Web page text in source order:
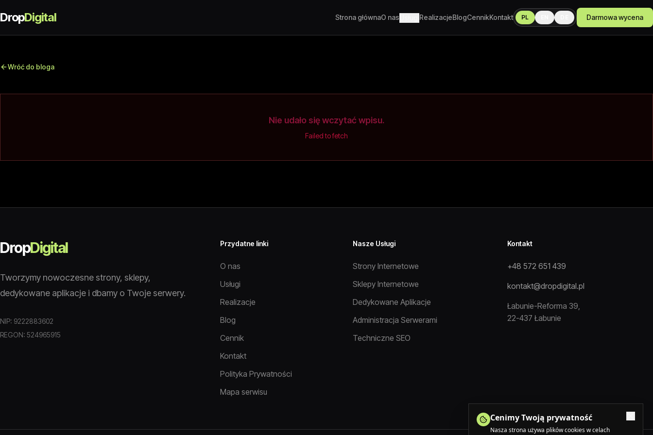
DropDigital Strona głównaO nas RealizacjeBlogCennikKontakt PL Darmowa wycena
Wróć do bloga
Nie udało się wczytać wpisu.
Failed to fetch
DropDigital
Tworzymy nowoczesne strony, sklepy,
dedykowane aplikacje i dbamy o Twoje serwery.
NIP: 9222883602
REGON: 524965915
Przydatne linki
O nas
Usługi
Realizacje
Blog
Cennik
Kontakt
Polityka Prywatności
Mapa serwisu
Nasze Usługi
Strony Internetowe
Sklepy Internetowe
Dedykowane Aplikacje
Administracja Serwerami
Techniczne SEO
Kontakt
+48 572 651 439
kontakt@dropdigital.pl
Łabunie-Reforma 39,
22-437 Łabunie
Cenimy Twoją prywatność
Nasza strona używa plików cookies w celach